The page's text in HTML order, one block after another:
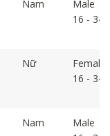
Nam
Male
16 - 34
Nữ
Female
16 - 34
Nam
Male